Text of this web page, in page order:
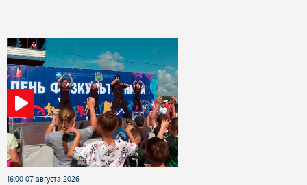
16:00 07 августа 2026